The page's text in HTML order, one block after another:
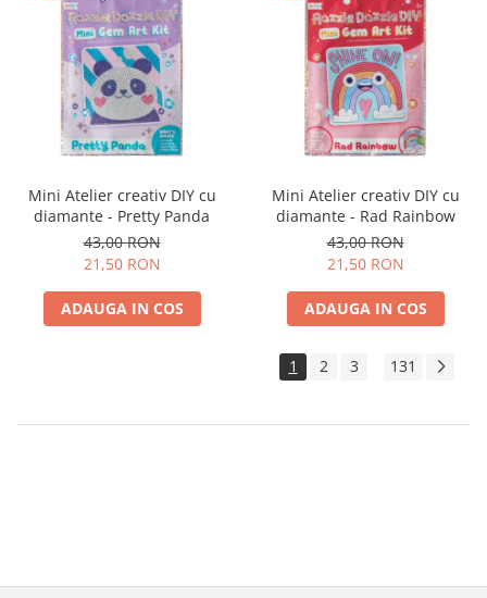
Mini Atelier creativ DIY cu
diamante - Pretty Panda
43,00 RON
21,50 RON
ADAUGA IN COS
Mini Atelier creativ DIY cu
diamante - Rad Rainbow
43,00 RON
21,50 RON
ADAUGA IN COS
1 2 3 131